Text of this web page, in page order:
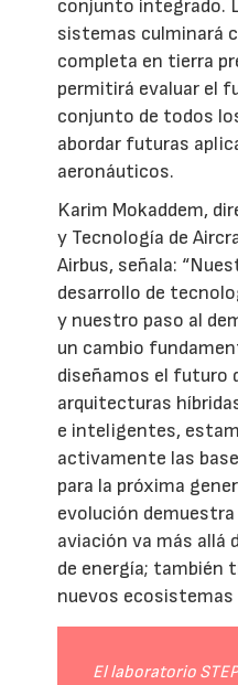
conjunto integrado.
sistemas culminará
completa en tierra
permitirá evaluar el
conjunto de todos
abordar futuras
aeronáuticos.
Karim Mokaddem,
y Tecnología de
Airbus, señala:
desarrollo de
y nuestro paso al
un cambio
diseñamos el futuro
arquitecturas
e inteligentes,
activamente las
para la próxima
evolución
aviación va más allá
de energía; también
nuevos ecosistemas
El laboratorio